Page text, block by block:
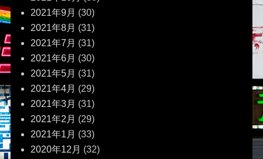
2021年9月 (30)
2021年8月 (31)
2021年7月 (31)
2021年6月 (30)
2021年5月 (31)
2021年4月 (29)
2021年3月 (31)
2021年2月 (29)
2021年1月 (33)
2020年12月 (32)